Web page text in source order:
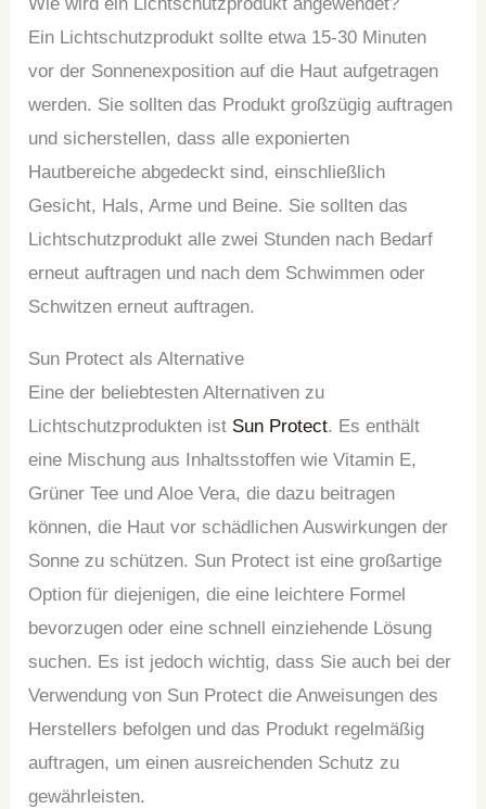
Wie wird ein Lichtschutzprodukt angewendet?
Ein Lichtschutzprodukt sollte etwa 15-30 Minuten
vor der Sonnenexposition auf die Haut aufgetragen
werden. Sie sollten das Produkt großzügig auftragen
und sicherstellen, dass alle exponierten
Hautbereiche abgedeckt sind, einschließlich
Gesicht, Hals, Arme und Beine. Sie sollten das
Lichtschutzprodukt alle zwei Stunden nach Bedarf
erneut auftragen und nach dem Schwimmen oder
Schwitzen erneut auftragen.
Sun Protect als Alternative
Eine der beliebtesten Alternativen zu
Lichtschutzprodukten ist Sun Protect. Es enthält
eine Mischung aus Inhaltsstoffen wie Vitamin E,
Grüner Tee und Aloe Vera, die dazu beitragen
können, die Haut vor schädlichen Auswirkungen der
Sonne zu schützen. Sun Protect ist eine großartige
Option für diejenigen, die eine leichtere Formel
bevorzugen oder eine schnell einziehende Lösung
suchen. Es ist jedoch wichtig, dass Sie auch bei der
Verwendung von Sun Protect die Anweisungen des
Herstellers befolgen und das Produkt regelmäßig
auftragen, um einen ausreichenden Schutz zu
gewährleisten.